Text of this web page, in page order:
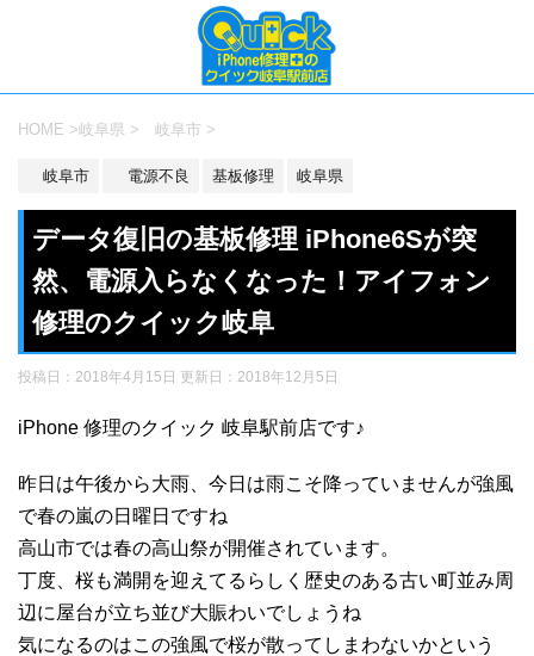
HOME >岐阜県 > 岐阜市 >
岐阜市 電源不良 基板修理 岐阜県
データ復旧の基板修理 iPhone6Sが突
然、電源入らなくなった！アイフォン
修理のクイック岐阜
投稿日：2018年4月15日 更新日： 2018年12月5日
iPhone 修理のクイック 岐阜駅前店です♪
昨日は午後から大雨、今日は雨こそ降っていませんが強風
で春の嵐の日曜日ですね
高山市では春の高山祭が開催されています。
丁度、桜も満開を迎えてるらしく歴史のある古い町並み周
辺に屋台が立ち並び大賑わいでしょうね
気になるのはこの強風で桜が散ってしまわないかという